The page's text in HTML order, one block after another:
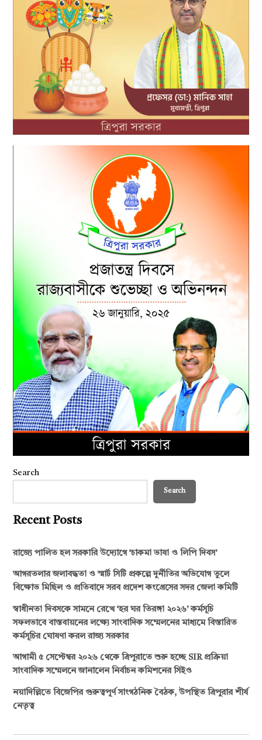
Search
Search
Recent Posts
রাজ্যে পালিত হল সরকারি উদ্যোগে ‘চাকমা ভাষা ও লিপি দিবস’
আগরতলার জলাবদ্ধতা ও স্মার্ট সিটি প্রকল্পে দুর্নীতির অভিযোগ তুলে
বিক্ষোভ মিছিল ও প্রতিবাদে সরব প্রদেশ কংগ্রেসের সদর জেলা কমিটি
স্বাধীনতা দিবসকে সামনে রেখে ‘হর ঘর তিরঙ্গা ২০২৬’ কর্মসূচি
সফলভাবে বাস্তবায়নের লক্ষ্যে সাংবাদিক সম্মেলনের মাধ্যমে বিস্তারিত
কর্মসূচির ঘোষণা করল রাজ্য সরকার
আগামী ৫ সেপ্টেম্বর ২০২৬ থেকে ত্রিপুরাতে শুরু হচ্ছে SIR প্রক্রিয়া
সাংবাদিক সম্মেলনে জানালেন নির্বাচন কমিশনের সিইও
নয়াদিল্লিতে বিজেপির গুরুত্বপূর্ণ সাংগঠনিক বৈঠক, উপস্থিত ত্রিপুরার শীর্ষ
নেতৃত্ব